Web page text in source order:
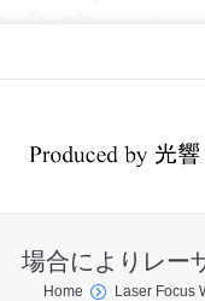
場合によりレー
Home Laser Focus